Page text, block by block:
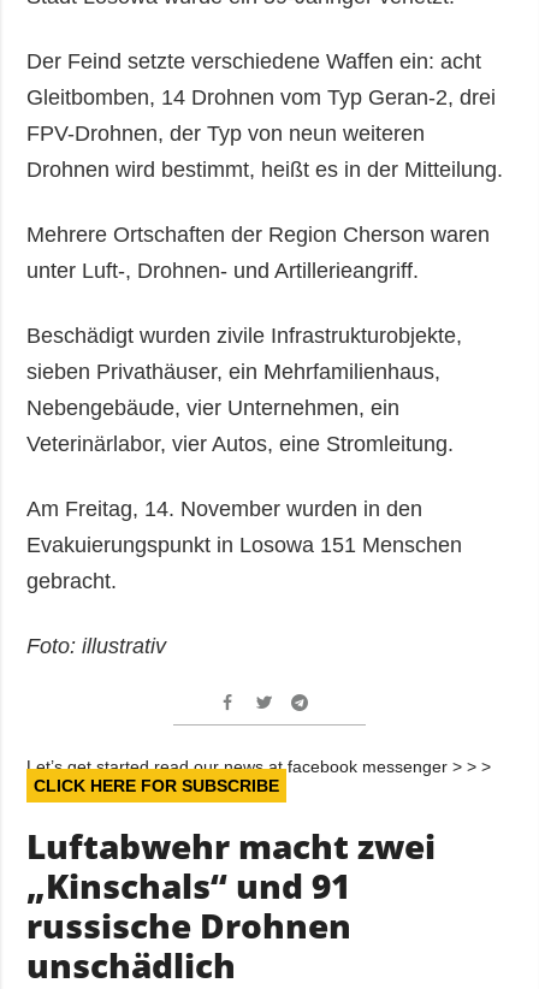
Der Feind setzte verschiedene Waffen ein: acht
Gleitbomben, 14 Drohnen vom Typ Geran-2, drei
FPV-Drohnen, der Typ von neun weiteren
Drohnen wird bestimmt, heißt es in der Mitteilung.
Mehrere Ortschaften der Region Cherson waren
unter Luft-, Drohnen- und Artillerieangriff.
Beschädigt wurden zivile Infrastrukturobjekte,
sieben Privathäuser, ein Mehrfamilienhaus,
Nebengebäude, vier Unternehmen, ein
Veterinärlabor, vier Autos, eine Stromleitung.
Am Freitag, 14. November wurden in den
Evakuierungspunkt in Losowa 151 Menschen
gebracht.
Foto: illustrativ
Let’s get started read our news at facebook messenger > > >
CLICK HERE FOR SUBSCRIBE
Luftabwehr macht zwei
„Kinschals“ und 91
russische Drohnen
unschädlich